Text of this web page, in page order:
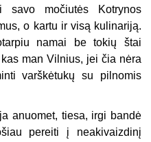
savo močiutės Kotrynos
o kartu ir visą kulinariją.
namai be tokių štai
man Vilnius, jei čia nėra
varškėtukų su pilnomis
anuomet, tiesa, irgi bandė
pereiti į neakivaizdinį